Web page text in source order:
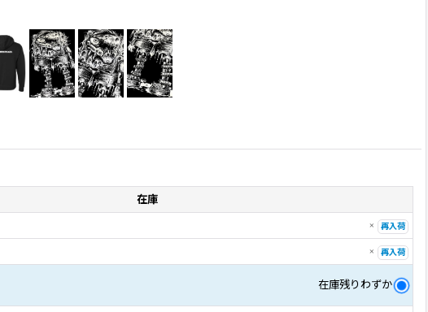
在庫
× 再入荷
× 再入荷
在庫残りわずか